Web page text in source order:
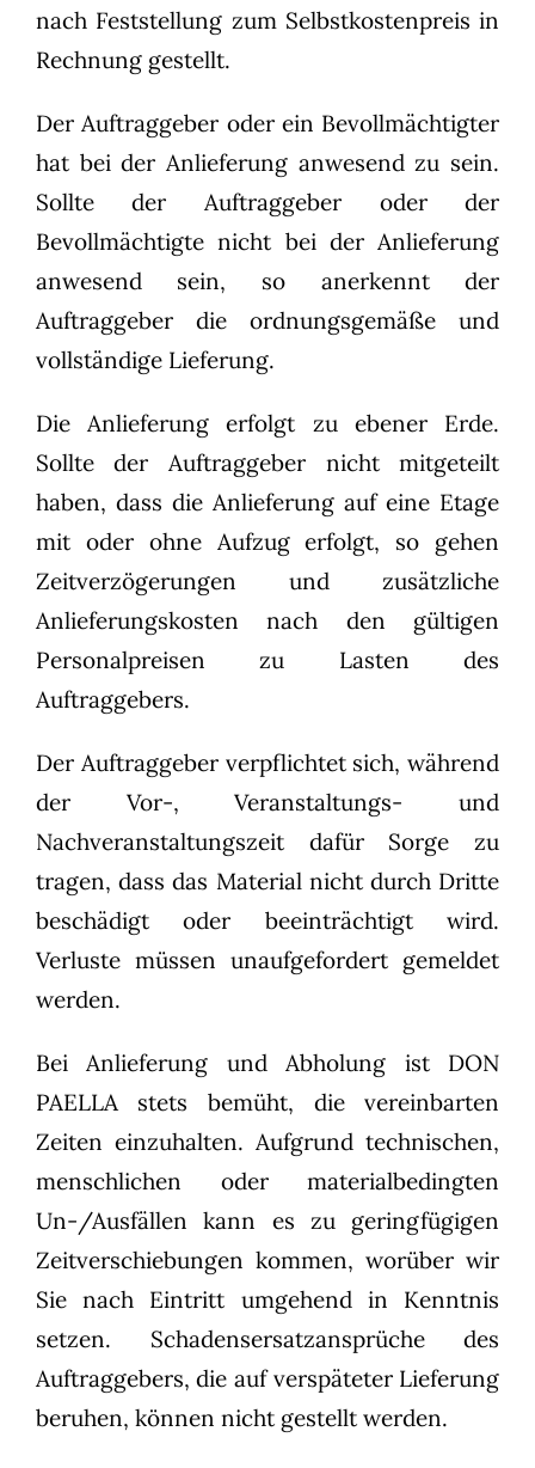
nach Feststellung zum Selbstkostenpreis in
Rechnung gestellt.
Der Auftraggeber oder ein Bevollmächtigter
hat bei der Anlieferung anwesend zu sein.
Sollte der Auftraggeber oder der
Bevollmächtigte nicht bei der Anlieferung
anwesend sein, so anerkennt der
Auftraggeber die ordnungsgemäße und
vollständige Lieferung.
Die Anlieferung erfolgt zu ebener Erde.
Sollte der Auftraggeber nicht mitgeteilt
haben, dass die Anlieferung auf eine Etage
mit oder ohne Aufzug erfolgt, so gehen
Zeitverzögerungen und zusätzliche
Anlieferungskosten nach den gültigen
Personalpreisen zu Lasten des
Auftraggebers.
Der Auftraggeber verpflichtet sich, während
der Vor-, Veranstaltungs- und
Nachveranstaltungszeit dafür Sorge zu
tragen, dass das Material nicht durch Dritte
beschädigt oder beeinträchtigt wird.
Verluste müssen unaufgefordert gemeldet
werden.
Bei Anlieferung und Abholung ist DON
PAELLA stets bemüht, die vereinbarten
Zeiten einzuhalten. Aufgrund technischen,
menschlichen oder materialbedingten
Un-/Ausfällen kann es zu geringfügigen
Zeitverschiebungen kommen, worüber wir
Sie nach Eintritt umgehend in Kenntnis
setzen. Schadensersatzansprüche des
Auftraggebers, die auf verspäteter Lieferung
beruhen, können nicht gestellt werden.